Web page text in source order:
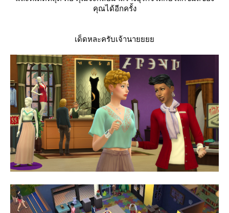
คุณได้อีกครั้ง
เด็ดหละครับเจ้านา